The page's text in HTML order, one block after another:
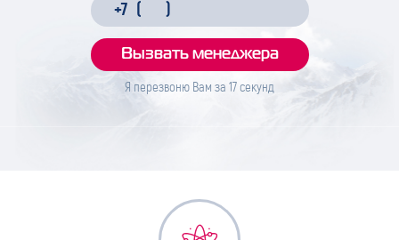
Я перезвоню Вам за 17секунд